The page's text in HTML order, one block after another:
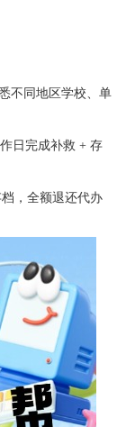
不同地区学校、单
日完成补救 + 存
，全额退还代办